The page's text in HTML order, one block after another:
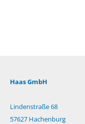
Haas GmbH
Lindenstraße 68
57627 Hachenburg